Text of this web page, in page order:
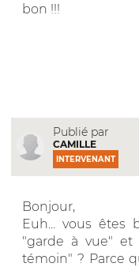
bon !!!
Publié par
CAMILLE
INTERVENANT
Bonjour,
Euh... vous
"garde à vue"
témoin" ? Parce